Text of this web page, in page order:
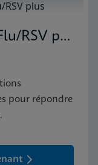
Xpert® Xpress CoV-2/Flu/RSV plus
pour répondre